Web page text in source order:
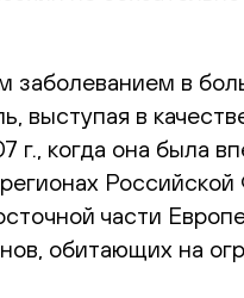
в
выступая в
г., когда она была
части
обитающих на